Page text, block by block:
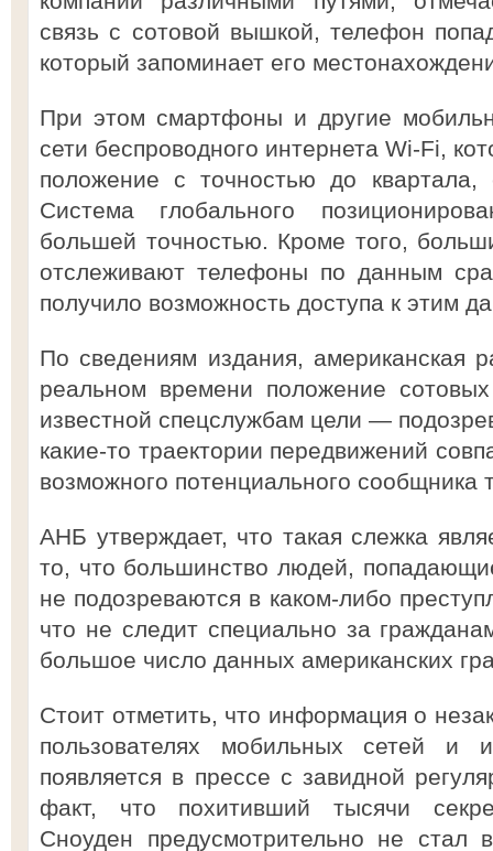
связь с сотовой вышкой, телефон
который запоминает его
При этом смартфоны и другие
сети беспроводного интернета Wi-Fi,
положение с точностью до
Система глобального
большей точностью. Кроме того,
отслеживают телефоны по данным
получило возможность доступа к этим
По сведениям издания, американская
реальном времени положение
известной спецслужбам цели —
какие-то траектории передвижений
возможного потенциального сообщника
АНБ утверждает, что такая слежка
то, что большинство людей,
не подозреваются в каком-либо
что не следит специально за
большое число данных американских
Стоит отметить, что информация о
пользователях мобильных сетей и
появляется в прессе с завидной
факт, что похитивший тысячи
Сноуден предусмотрительно не стал